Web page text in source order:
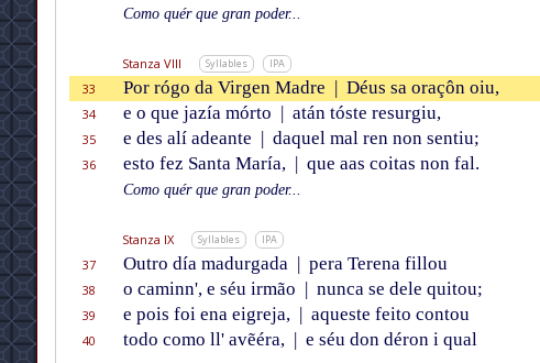
Como quér que gran poder...
Stanza VIII Syllables IPA
33 Por rógo da Virgen Madre | Déus sa oraçôn oiu,
34
e o que jazía mórto | atán tóste resurgiu,
35
e des alí adeante | daquel mal ren non sentiu;
36
esto fez Santa María, | que aas coitas non fal.
Como quér que gran poder...
Stanza IX Syllables IPA
37 Outro día madurgada | pera Terena fillou
38
o caminn', e séu irmão | nunca se dele quitou;
39
e pois foi ena eigreja, | aqueste feito contou
40
todo como ll' avẽéra, | e séu don déron i qual